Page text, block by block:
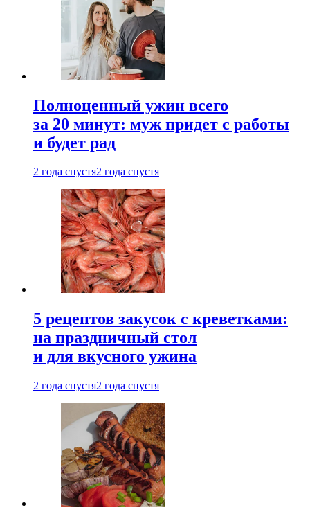
Полноценный ужин всего
за 20 минут: муж придет с работы
и будет рад
2 года спустя2 года спустя
5 рецептов закусок с креветками:
на праздничный стол
и для вкусного ужина
2 года спустя2 года спустя